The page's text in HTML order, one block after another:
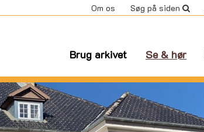
Om os Søg på siden
Brug arkivet Se & hør